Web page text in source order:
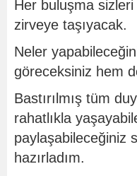
Her buluşma
zirveye taşıyacak.
Neler
göreceksiniz hem
Bastırılmış tüm
rahatlıkla
paylaşabileceğiniz
hazırladım.